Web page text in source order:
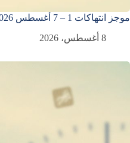
موجز انتهاكات 1 – 7 أغسطس 2026
8 أغسطس، 2026